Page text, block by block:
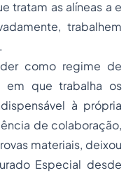
tratam as alíneas a e
trabalhem
como regime de
em que trabalha os
à própria
de colaboração,
materiais, deixou
Especial desde